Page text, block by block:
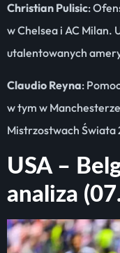
Christian Pulisic:
w Chelsea i AC Milan.
utalentowanych
Claudio Reyna:
w tym w
Mistrzostwach Świata
USA –
analiza